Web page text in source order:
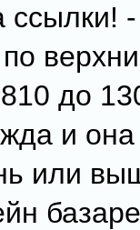
ссылки!
до
и она
или